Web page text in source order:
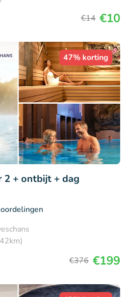
€14 €10
47% korting
2 + ontbijt + dag
€376 €199